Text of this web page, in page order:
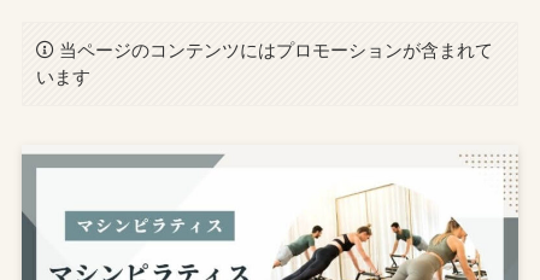
当ページのコンテンツにはプロモーションが含まれて
います